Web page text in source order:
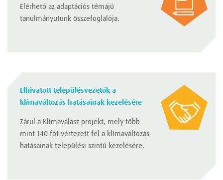
Elérhető az adaptációs témájú
tanulmányutunk összefoglalója.
Elhivatott településvezetők a
klímaváltozás hatásainak kezelésére
Zárul a Klímaválasz projekt, mely több
mint 140 főt vértezett fel a klímaváltozás
hatásainak települési szintű kezelésére.